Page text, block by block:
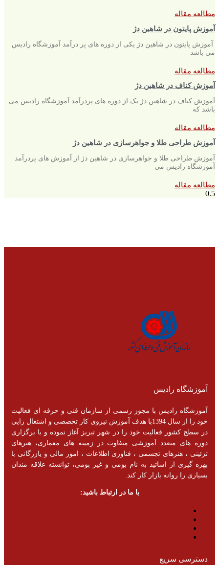
مطالعه مقاله
آموزش پایتون در شاهین دژ
آموزش پایتون در شاهین دژ یکی از دوره های پر درآمد آموزشگاه رادیس
می باشد
مطالعه مقاله
آموزش کناف در شاهین دژ
آموزش کناف در شاهین دژ یک از دوره های پردرآمد آموزشگاه رادیس می
باشد که
مطالعه مقاله
آموزش طراحی طلا و جواهرسازی در شاهین دژ
آموزش طراحی طلا و جواهرسازی در شاهین دژ از آموزش های پردرآمد
آموزشگاه رادیس می
مطالعه مقاله
آموزشگاه رادیس
آموزشگاه رادیس با مجوز رسمی از سازمان فنی و حرفه ای فعالیت
خود را از سال 1394با هدف آموزش نیروی کار تخصصی و اشتغال زایی
در سطح کشور فعالیت خود را در شهر تبریز آغاز نموده و با برگزاری
دوره های متعدد آموزشی متفاوت در زمینه های معماری، هنرهای
تزئینی ، هنرهای تجسمی ، فناوری اطلاعات ، امور مالی و یازرگانی با
بهره گیری از اساتید به نام بومی و غیر بومی، توانسته علاقه مندان
بسیاری را روانه بازار کار کند.
با ما در ارتباط باشید:
دسترسی سریع